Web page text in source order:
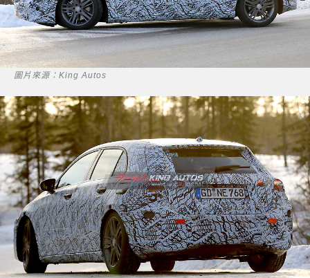
圖片來源：King Autos